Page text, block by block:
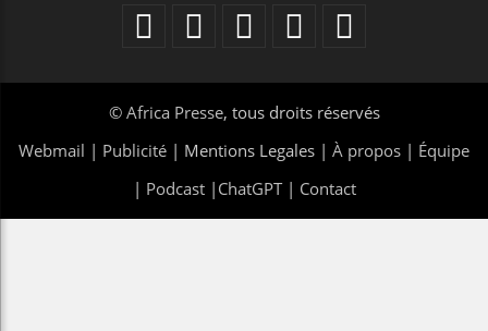
© Africa Presse, tous droits réservés
Webmail | Publicité | Mentions Legales | À propos | Équipe
| Podcast| ChatGPT| Contact